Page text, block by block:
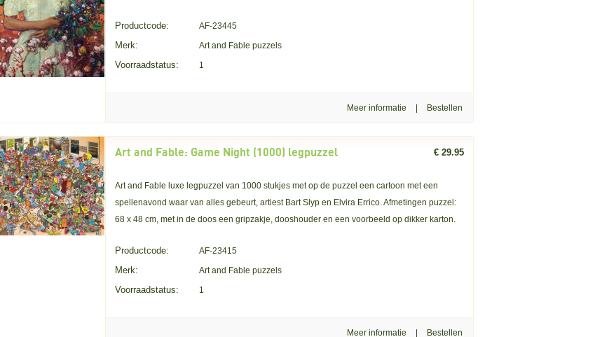
Productcode: AF-23445
Merk: Art and Fable puzzels
Voorraadstatus: 1
Meer informatie
Art and Fable: Game Night (1000) legpuzzel € 29.95
Art and Fable luxe legpuzzel van 1000 stukjes met op de puzzel een cartoon met een
spellenavond waar van alles gebeurt, artiest Bart Slyp en Elvira Errico. Afmetingen puzzel:
68 x 48 cm, met in de doos een gripzakje, dooshouder en een voorbeeld op dikker karton.
Productcode: AF-23415
Merk: Art and Fable puzzels
Voorraadstatus: 1
Meer informatie